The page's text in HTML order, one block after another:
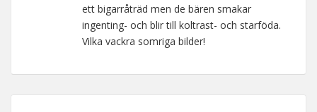
ett bigarråträd men de bären smakar
ingenting- och blir till koltrast- och starföda.
Vilka vackra somriga bilder!